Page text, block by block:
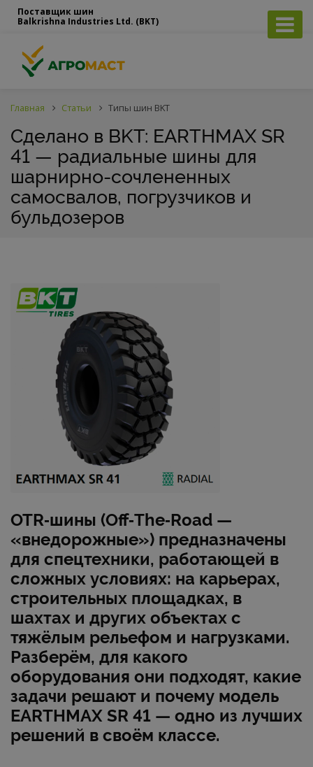
Поставщик шин
Balkrishna Industries Ltd. (BKT)
Главная Статьи Типы шин BKT
Сделано в BKT: EARTHMAX SR
41 — радиальные шины для
шарнирно-сочлененных
самосвалов, погрузчиков и
бульдозеров
OTR‑шины (Off‑The‑Road —
«внедорожные») предназначены
для спецтехники, работающей в
сложных условиях: на карьерах,
строительных площадках, в
шахтах и других объектах с
тяжёлым рельефом и нагрузками.
Разберём, для какого
оборудования они подходят, какие
задачи решают и почему модель
EARTHMAX SR 41 — одно из лучших
решений в своём классе.